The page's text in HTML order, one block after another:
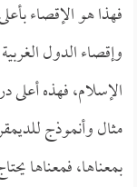
فهذا هو الإقصاء
وإقصاء الدول
الإسلام، فهذه
مثال وأنموذج
بمعناها، فمعناها